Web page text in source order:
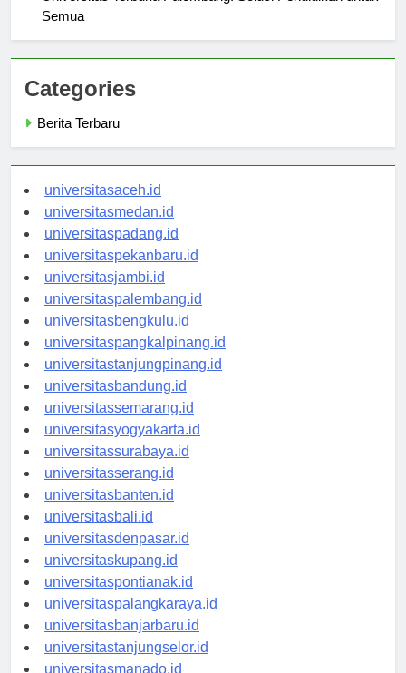
Universitas Terbuka Palembang: Solusi Pendidikan untuk
Categories
universitasaceh.id
universitasmedan.id
universitaspadang.id
universitaspekanbaru.id
universitasjambi.id
universitaspalembang.id
universitasbengkulu.id
universitaspangkalpinang.id
universitastanjungpinang.id
universitasbandung.id
universitassemarang.id
universitasyogyakarta.id
universitassurabaya.id
universitasserang.id
universitasbanten.id
universitasbali.id
universitasdenpasar.id
universitaskupang.id
universitaspontianak.id
universitaspalangkaraya.id
universitasbanjarbaru.id
universitastanjungselor.id